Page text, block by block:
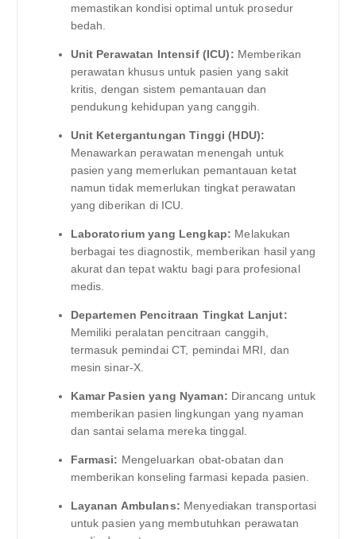
memastikan kondisi optimal untuk prosedur
bedah.
Unit Perawatan Intensif (ICU): Memberikan
perawatan khusus untuk pasien yang sakit
kritis, dengan sistem pemantauan dan
pendukung kehidupan yang canggih.
Unit Ketergantungan Tinggi (HDU):
Menawarkan perawatan menengah untuk
pasien yang memerlukan pemantauan ketat
namun tidak memerlukan tingkat perawatan
yang diberikan di ICU.
Laboratorium yang Lengkap: Melakukan
berbagai tes diagnostik, memberikan hasil yang
akurat dan tepat waktu bagi para profesional
medis.
Departemen Pencitraan Tingkat Lanjut:
Memiliki peralatan pencitraan canggih,
termasuk pemindai CT, pemindai MRI, dan
mesin sinar-X.
Kamar Pasien yang Nyaman: Dirancang untuk
memberikan pasien lingkungan yang nyaman
dan santai selama mereka tinggal.
Farmasi: Mengeluarkan obat-obatan dan
memberikan konseling farmasi kepada pasien.
Layanan Ambulans: Menyediakan transportasi
untuk pasien yang membutuhkan perawatan